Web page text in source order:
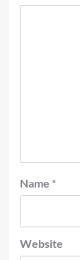
Name *
Website